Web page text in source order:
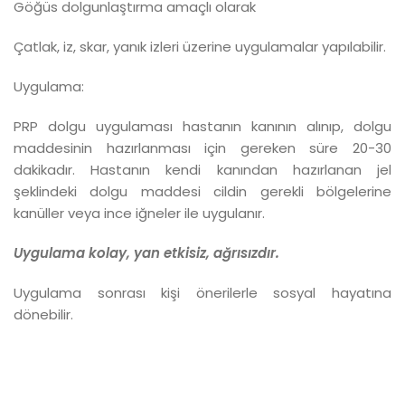
Göğüs dolgunlaştırma amaçlı olarak
Çatlak, iz, skar, yanık izleri üzerine uygulamalar yapılabilir.
Uygulama:
PRP dolgu uygulaması hastanın kanının alınıp, dolgu
maddesinin hazırlanması için gereken süre 20-30
dakikadır. Hastanın kendi kanından hazırlanan jel
şeklindeki dolgu maddesi cildin gerekli bölgelerine
kanüller veya ince iğneler ile uygulanır.
Uygulama kolay, yan etkisiz, ağrısızdır.
Uygulama sonrası kişi önerilerle sosyal hayatına
dönebilir.